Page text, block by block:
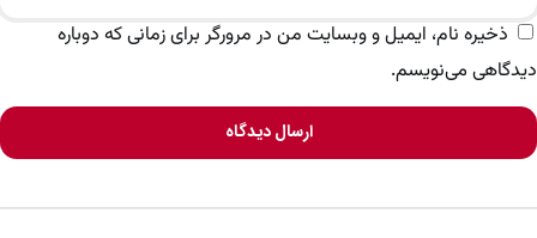
ذخیره نام، ایمیل و وبسایت من در مرورگر برای زمانی که دوباره
دیدگاهی می‌نویسم.
ارسال دیدگاه